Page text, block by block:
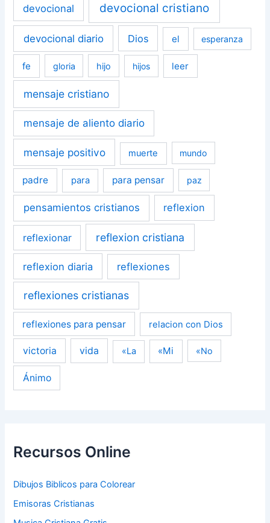
devocional devocional cristiano
devocional diario Dios el esperanza
fe gloria hijo hijos leer
mensaje cristiano
mensaje de aliento diario
mensaje positivo muerte mundo
padre para para pensar paz
pensamientos cristianos reflexion
reflexionar reflexion cristiana
reflexion diaria reflexiones
reflexiones cristianas
reflexiones para pensar relacion con Dios
victoria vida «La «Mi «No
Ánimo
Recursos Online
Dibujos Biblicos para Colorear
Emisoras Cristianas